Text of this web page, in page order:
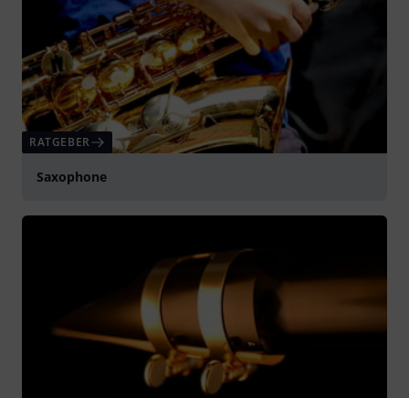
RATGEBER
Saxophone